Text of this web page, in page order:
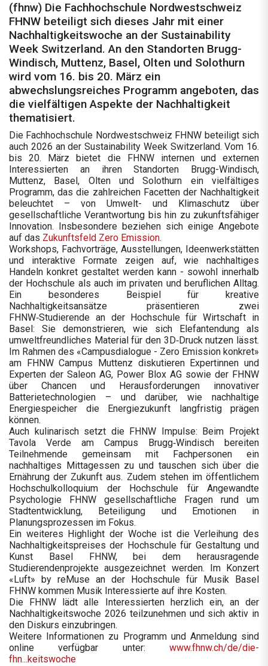
(fhnw) Die Fachhochschule Nordwestschweiz
FHNW beteiligt sich dieses Jahr mit einer
Nachhaltigkeitswoche an der Sustainability
Week Switzerland. An den Standorten Brugg-
Windisch, Muttenz, Basel, Olten und Solothurn
wird vom 16. bis 20. März ein
abwechslungsreiches Programm angeboten, das
die vielfältigen Aspekte der Nachhaltigkeit
thematisiert.
Die Fachhochschule Nordwestschweiz FHNW beteiligt sich
auch 2026 an der Sustainability Week Switzerland. Vom 16.
bis 20. März bietet die FHNW internen und externen
Interessierten an ihren Standorten Brugg-Windisch,
Muttenz, Basel, Olten und Solothurn ein vielfältiges
Programm, das die zahlreichen Facetten der Nachhaltigkeit
beleuchtet – von Umwelt- und Klimaschutz über
gesellschaftliche Verantwortung bis hin zu zukunftsfähiger
Innovation. Insbesondere beziehen sich einige Angebote
auf das Zukunftsfeld Zero Emission.
Workshops, Fachvorträge, Ausstellungen, Ideenwerkstätten
und interaktive Formate zeigen auf, wie nachhaltiges
Handeln konkret gestaltet werden kann - sowohl innerhalb
der Hochschule als auch im privaten und beruflichen Alltag.
Ein besonderes Beispiel für kreative
Nachhaltigkeitsansätze präsentieren zwei
FHNW‑Studierende an der Hochschule für Wirtschaft in
Basel: Sie demonstrieren, wie sich Elefantendung als
umweltfreundliches Material für den 3D‑Druck nutzen lässt.
Im Rahmen des «Campusdialogue - Zero Emission konkret»
am FHNW Campus Muttenz diskutieren Expertinnen und
Experten der Saleon AG, Power Blox AG sowie der FHNW
über Chancen und Herausforderungen innovativer
Batterietechnologien – und darüber, wie nachhaltige
Energiespeicher die Energiezukunft langfristig prägen
können.
Auch kulinarisch setzt die FHNW Impulse: Beim Projekt
Tavola Verde am Campus Brugg‑Windisch bereiten
Teilnehmende gemeinsam mit Fachpersonen ein
nachhaltiges Mittagessen zu und tauschen sich über die
Ernährung der Zukunft aus. Zudem stehen im öffentlichem
Hochschulkolloquium der Hochschule für Angewandte
Psychologie FHNW gesellschaftliche Fragen rund um
Stadtentwicklung, Beteiligung und Emotionen in
Planungsprozessen im Fokus.
Ein weiteres Highlight der Woche ist die Verleihung des
Nachhaltigkeitspreises der Hochschule für Gestaltung und
Kunst Basel FHNW, bei dem herausragende
Studierendenprojekte ausgezeichnet werden. Im Konzert
«Luft» by reMuse an der Hochschule für Musik Basel
FHNW kommen Musik Interessierte auf ihre Kosten.
Die FHNW lädt alle Interessierten herzlich ein, an der
Nachhaltigkeitswoche 2026 teilzunehmen und sich aktiv in
den Diskurs einzubringen.
Weitere Informationen zu Programm und Anmeldung sind
online verfügbar unter: www.fhnw.ch/de/die-
fhn...keitswoche